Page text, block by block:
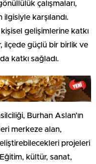
çalışmaları,
karşılandı.
gelişimlerine katkı
ilçede güçlü bir birlik ve
katkı sağladı.
Burhan Aslan’ın
merkeze alan,
projeleri
kültür, sanat,